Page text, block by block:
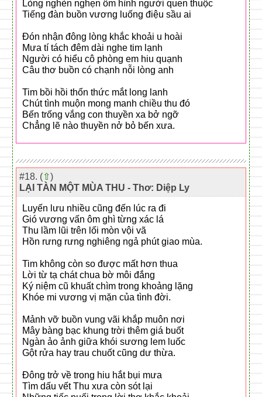
Lòng nghèn nghẹn ôm hình người quen thuộc
Tiếng đàn buồn vương luống điệu sầu ai
Đón nhận đông lòng khắc khoải u hoài
Mưa tí tách đêm dài nghe tim lạnh
Người có hiểu cô phòng em hiu quạnh
Câu thơ buồn có chạnh nỗi lòng anh
Tim bồi hồi thổn thức mắt long lanh
Chút tình muộn mong manh chiều thu đó
Bến trống vắng con thuyền xa bở ngỡ
Chẳng lẽ nào thuyền nở bỏ bến xưa.
#18. (⇧)
LẠI TÀN MỘT MÙA THU - Thơ: Diệp Ly
Luyến lưu nhiều cũng đến lúc ra đi
Gió vương vấn ôm ghì từng xác lá
Thu lầm lũi trên lối mòn vội vã
Hồn rưng rưng nghiêng ngả phút giao mùa.
Tim không còn so được mất hơn thua
Lời từ tạ chát chua bờ môi đắng
Ký niệm cũ khuất chìm trong khoảng lặng
Khóe mi vương vị mặn của tình đời.
Mảnh vỡ buồn vung vãi khắp muôn nơi
Mây bàng bạc khung trời thêm giá buốt
Ngàn ảo ảnh giữa khói sương lem luốc
Gột rửa hay trau chuốt cũng dư thừa.
Đông trở về trong hiu hắt bụi mưa
Tìm dấu vết Thu xưa còn sót lại